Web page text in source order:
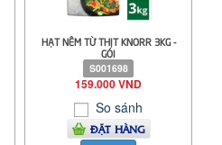
HẠT NÊM TỪ THỊT KNORR 3KG -
GÓI
S001698
159.000 VND
So sánh
ĐẶT HÀNG